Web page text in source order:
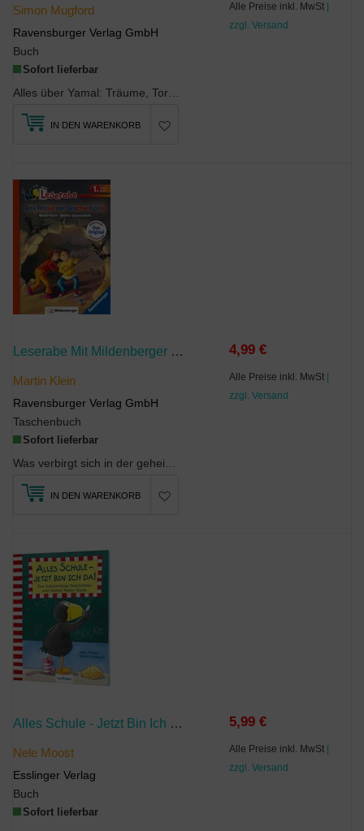
Simon Mugford
Ravensburger Verlag GmbH
Buch
Sofort lieferbar
Alle Preise inkl. MwSt |
zzgl. Versand
IN DEN WARENKORB
Leserabe Mit Mildenberger Silbenmethode - Das Rätsel Der Drachenhöhle
Martin Klein
Ravensburger Verlag GmbH
Taschenbuch
Sofort lieferbar
4,99 €
Alle Preise inkl. MwSt |
zzgl. Versand
IN DEN WARENKORB
Alles Schule - Jetzt Bin Ich Da!
Nele Moost
Esslinger Verlag
Buch
Sofort lieferbar
5,99 €
Alle Preise inkl. MwSt |
zzgl. Versand